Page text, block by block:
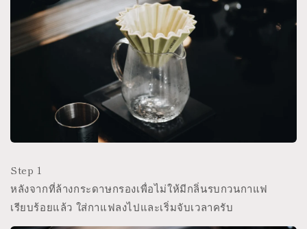
Step 1
หลังจากที่ล้างกระดาษกรองเพื่อไม่ให้มีกลิ่นรบกวนกาแฟ
เรียบร้อยแล้ว ใส่กาแฟลงไปและเริ่มจับเวลาครับ